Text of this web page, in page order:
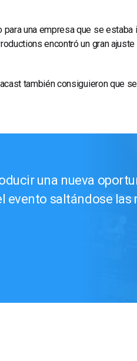
una empresa que se estaba
encontró un gran
también consiguieron que
una nueva
evento saltándose las